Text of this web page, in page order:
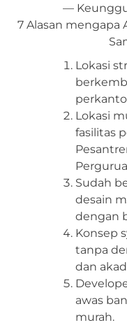
—
7 Alasan mengapa
Lokasi
Lokasi
fasilitas
Sudah
desain
dengan
Konsep
tanpa
dan
awas
murah.